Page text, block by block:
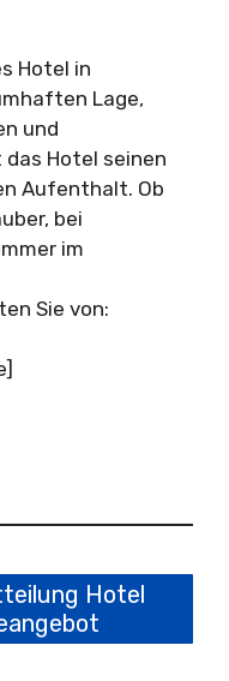
Hotel in
Lage,
und
Hotel seinen
Aufenthalt. Ob
bei
im
Sie von:
Hotel